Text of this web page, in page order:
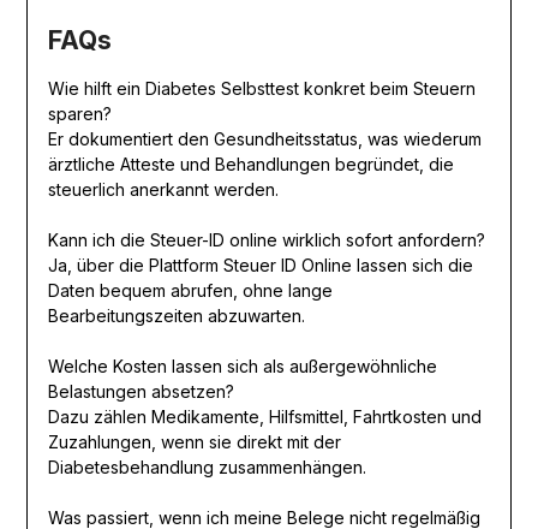
FAQs
Wie hilft ein Diabetes Selbsttest konkret beim Steuern
sparen?
Er dokumentiert den Gesundheitsstatus, was wiederum
ärztliche Atteste und Behandlungen begründet, die
steuerlich anerkannt werden.
Kann ich die Steuer-ID online wirklich sofort anfordern?
Ja, über die Plattform Steuer ID Online lassen sich die
Daten bequem abrufen, ohne lange
Bearbeitungszeiten abzuwarten.
Welche Kosten lassen sich als außergewöhnliche
Belastungen absetzen?
Dazu zählen Medikamente, Hilfsmittel, Fahrtkosten und
Zuzahlungen, wenn sie direkt mit der
Diabetesbehandlung zusammenhängen.
Was passiert, wenn ich meine Belege nicht regelmäßig